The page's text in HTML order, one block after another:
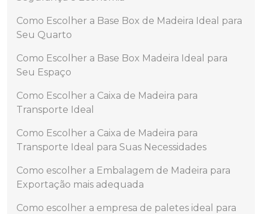
Como Escolher a Base Box de Madeira Ideal para
Seu Quarto
Como Escolher a Base Box Madeira Ideal para
Seu Espaço
Como Escolher a Caixa de Madeira para
Transporte Ideal
Como Escolher a Caixa de Madeira para
Transporte Ideal para Suas Necessidades
Como escolher a Embalagem de Madeira para
Exportação mais adequada
Como escolher a empresa de paletes ideal para